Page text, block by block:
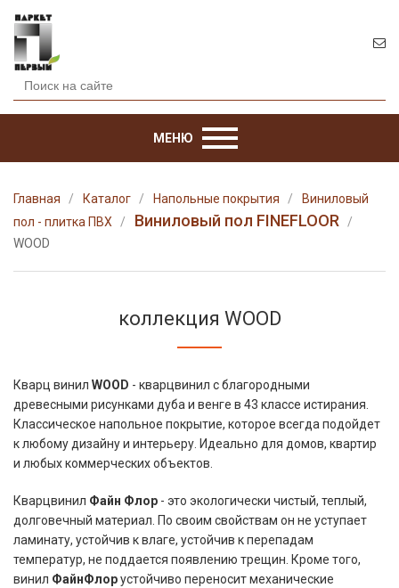
МЕНЮ
Главная Каталог Напольные покрытия
Виниловый
пол - плитка ПВХ
Виниловый пол FINEFLOOR
WOOD
коллекция WOOD
Кварц винил WOOD - кварцвинил с благородными
древесными рисунками дуба и венге в 43 классе истирания.
Классическое напольное покрытие, которое всегда подойдет
к любому дизайну и интерьеру. Идеально для домов, квартир
и любых коммерческих объектов.
Кварцвинил Файн Флор - это экологически чистый, теплый,
долговечный материал. По своим свойствам он не уступает
ламинату, устойчив к влаге, устойчив к перепадам
температур, не поддается появлению трещин. Кроме того,
винил ФайнФлорустойчиво переносит механические